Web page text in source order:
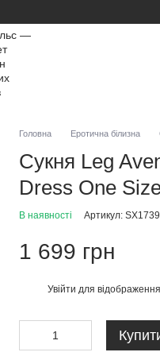
Головна Еротична білизна
Сукня Leg
Dress One
В наявності Артикул: SX1739
1 699 грн
Увійти для